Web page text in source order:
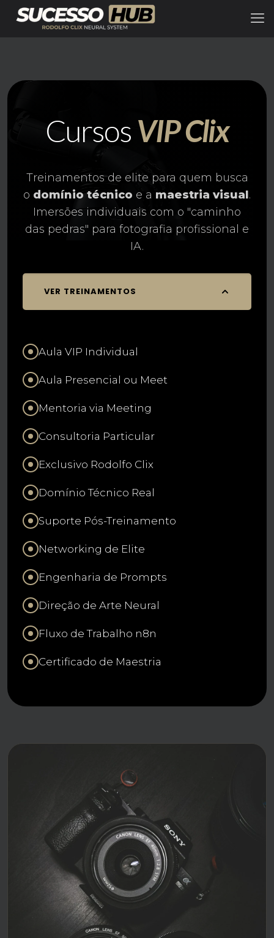
Cursos VIP Clix
Treinamentos de elite para quem busca
o domínio técnico e a maestria visual.
Imersões individuais com o "caminho
das pedras" para fotografia profissional e
IA.
VER TREINAMENTOS
Aula VIP Individual
Aula Presencial ou Meet
Mentoria via Meeting
Consultoria Particular
Exclusivo Rodolfo Clix
Domínio Técnico Real
Suporte Pós-Treinamento
Networking de Elite
Engenharia de Prompts
Direção de Arte Neural
Fluxo de Trabalho n8n
Certificado de Maestria